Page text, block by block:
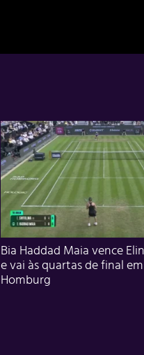
Bia Haddad Maia vence
e vai às quartas de final em
Homburg